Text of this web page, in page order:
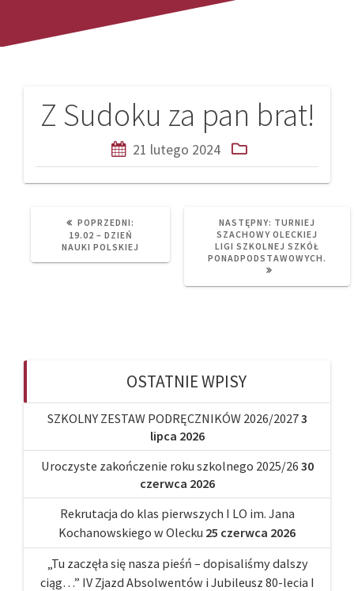
Z Sudoku za pan brat!
21 lutego 2024
Nawigacja
wpisu
POPRZEDNI:
19.02 – DZIEŃ
NAUKI POLSKIEJ
NASTĘPNY: NEXT
POST:
TURNIEJ
SZACHOWY OLECKIEJ
LIGI SZKOLNEJ SZKÓŁ
PONADPODSTAWOWYCH.
OSTATNIE WPISY
SZKOLNY ZESTAW PODRĘCZNIKÓW 2026/20273
lipca 2026
Uroczyste zakończenie roku szkolnego 2025/26 30
czerwca 2026
Rekrutacja do klas pierwszych I LO im. Jana
Kochanowskiego w Olecku 25 czerwca 2026
„Tu zaczęła się nasza pieśń – dopisaliśmy dalszy
ciąg…” IV Zjazd Absolwentów i Jubileusz 80-lecia I